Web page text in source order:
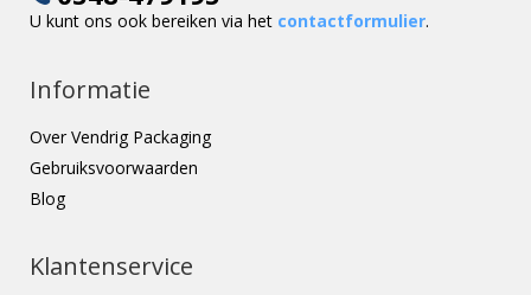
U kunt ons ook bereiken via het contactformulier.
Informatie
Over Vendrig Packaging
Gebruiksvoorwaarden
Blog
Klantenservice